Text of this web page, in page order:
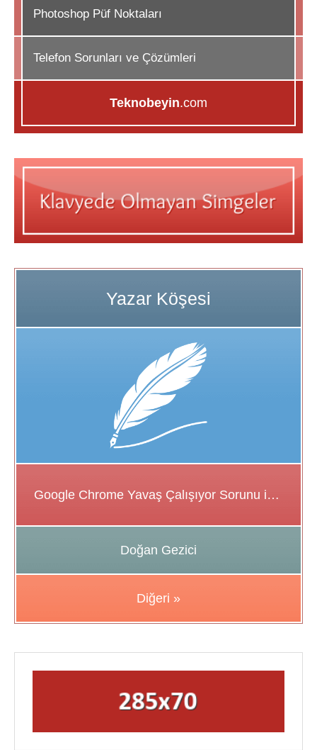
Photoshop Püf Noktaları
Telefon Sorunları ve Çözümleri
Teknobeyin.com
Google Chrome Yavaş Çalışıyor Sorunu için Çözüm Önerileri
Doğan Gezici
Diğeri »